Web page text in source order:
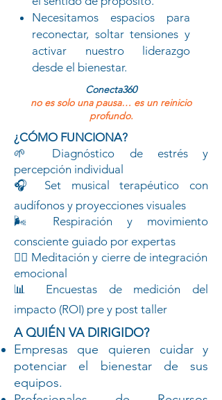
Necesitamos espacios para
reconectar, soltar tensiones y
activar nuestro liderazgo
desde el bienestar.
Conecta360
no es solo una pausa… es un reinicio
profundo.
¿CÓMO FUNCIONA?
🌱 Diagnóstico de estrés y
percepción individual
🎧 Set musical terapéutico con
audífonos y proyecciones visuales
🌬️ Respiración y movimiento
consciente guiado por expertas
🧘‍♀️ Meditación y cierre de integración
emocional
📊 Encuestas de medición del
impacto (ROI) pre y post taller
A QUIÉN VA DIRIGIDO?
Empresas que quieren cuidar y
potenciar el bienestar de sus
equipos.